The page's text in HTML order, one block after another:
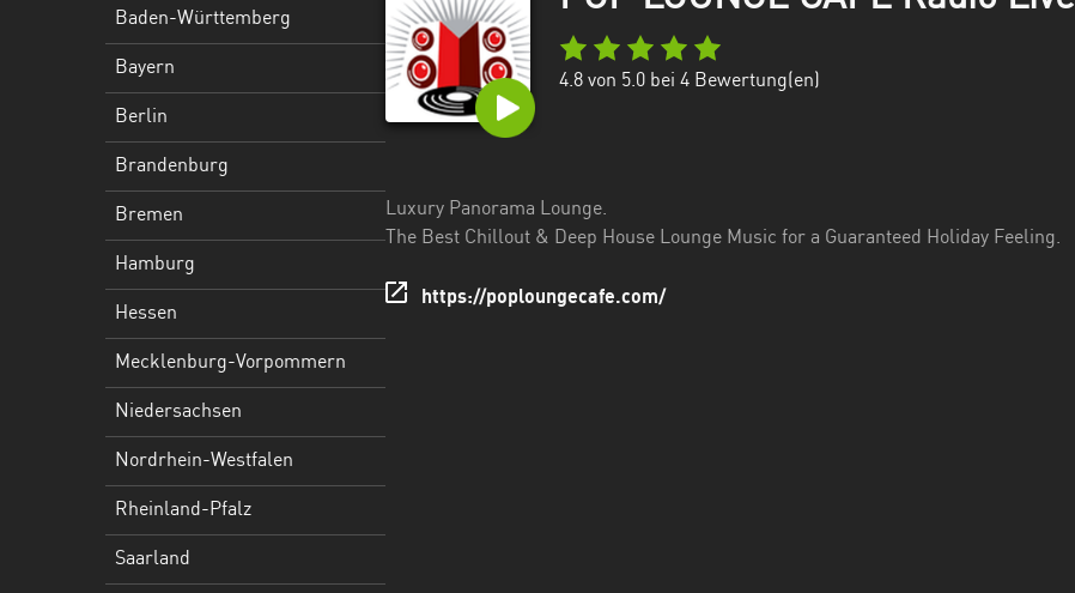
Mecklenburg-
Vorpommern
Niedersachsen
Nordrhein-
Westfalen
Rheinland-
Sachsen-
Baden-Württemberg
Bayern
Berlin
Brandenburg
Bremen
Hamburg
Hessen
Mecklenburg-Vorpommern
Niedersachsen
Nordrhein-Westfalen
Rheinland-Pfalz
Saarland
4.8von 5.0 bei 4Bewertung(en)
Luxury Panorama Lounge.
The Best Chillout & Deep House Lounge Music for a Guaranteed Holiday Feeling.
https://poploungecafe.com/